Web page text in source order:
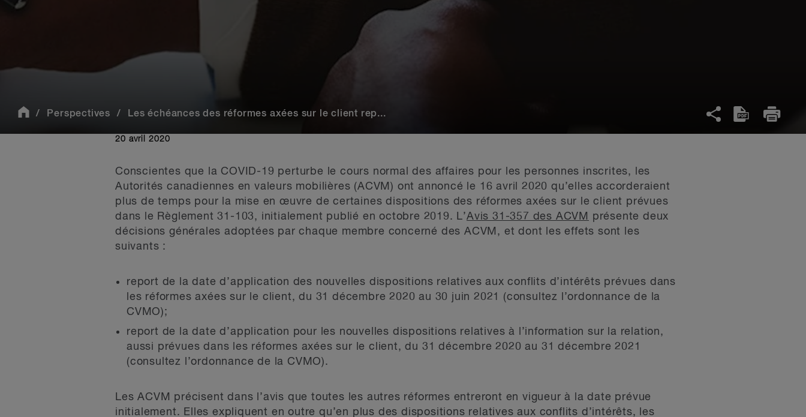
Perspectives Les échéances des réformes axées sur le client rep...
20 avril 2020
Conscientes que la COVID-19 perturbe le cours normal des affaires pour les personnes inscrites, les
Autorités canadiennes en valeurs mobilières (ACVM) ont annoncé le 16 avril 2020 qu’elles accorderaient
plus de temps pour la mise en œuvre de certaines dispositions des réformes axées sur le client prévues
dans le Règlement 31-103, initialement publié en octobre 2019. L’Avis 31-357 des ACVM
présente deux
décisions générales adoptées par chaque membre concerné des ACVM, et dont les effets sont les
suivants :
report de la date d’application des nouvelles dispositions relatives aux conflits d’intérêts prévues dans
les réformes axées sur le client, du 31 décembre 2020 au 30 juin 2021 (consultez l’ordonnance de la
CVMO);
report de la date d’application pour les nouvelles dispositions relatives à l’information sur la relation,
aussi prévues dans les réformes axées sur le client, du 31 décembre 2020 au 31 décembre 2021
(consultez l’ordonnance de la CVMO).
Les ACVM précisent dans l’avis que toutes les autres réformes entreront en vigueur à la date prévue
initialement. Elles expliquent en outre qu’en plus des dispositions relatives aux conflits d’intérêts, les